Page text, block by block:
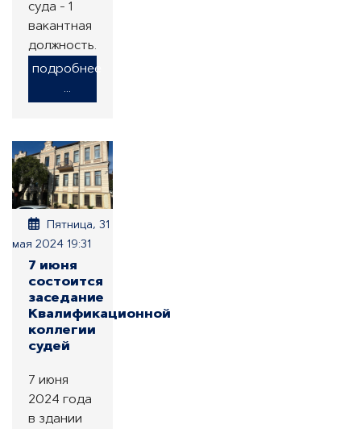
суда - 1
вакантная
должность.
подробнее
...
Пятница, 31
мая 2024 19:31
7 июня
состоится
заседание
Квалификационной
коллегии
судей
7 июня
2024 года
в здании